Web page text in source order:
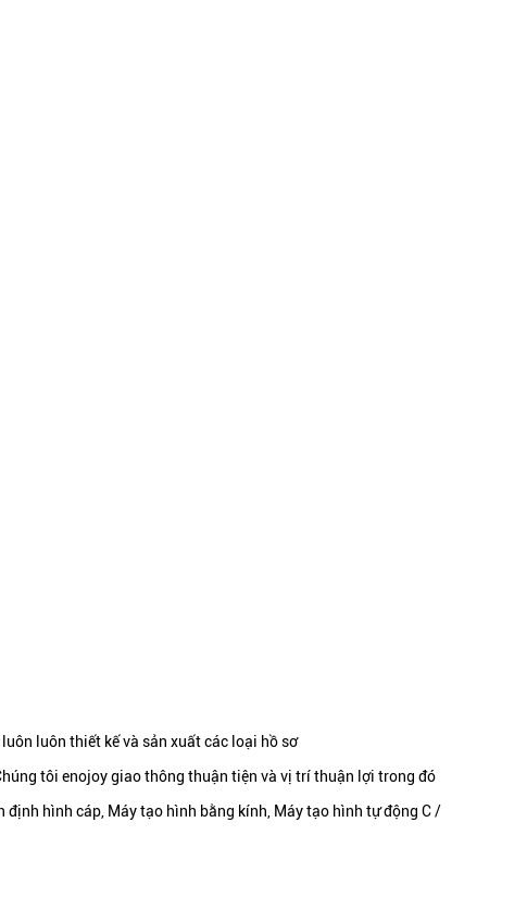
luôn thiết kế và sản xuất các loại hồ sơ
tôi enojoy giao thông thuận tiện và vị trí thuận lợi trong đó
hình cáp, Máy tạo hình bằng kính, Máy tạo hình tự động C /